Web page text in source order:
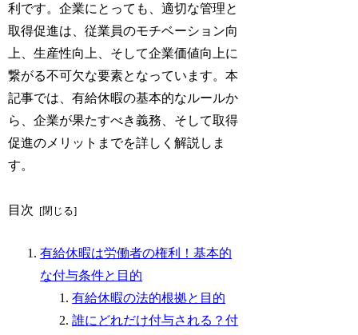
利です。企業にとっても、適切な管理と
取得促進は、従業員のモチベーション向
上、生産性向上、そして企業価値向上に
繋がる不可欠な要素となっています。本
記事では、有給休暇の基本的なルールか
ら、企業が果たすべき義務、そして取得
促進のメリットまでを詳しく解説しま
す。
目次
有給休暇は労働者の権利！基本的
な付与条件と目的
有給休暇の法的根拠と目的
誰にどれだけ付与される？付